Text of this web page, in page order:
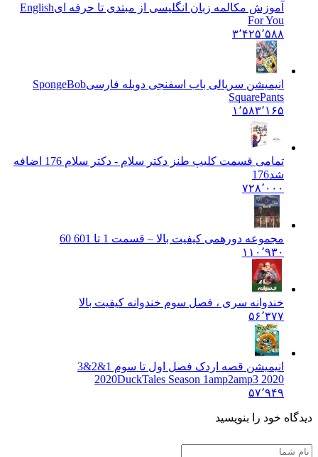
آموزش مکالمه زبان انگلیسی از مبتدی تا حرفه ایEnglish
For You
۳٬۴۲۵٬۵۸۸
انیمیشن سریالی باب اسفنجی دوبله فارسیSpongeBob
SquarePants
۱٬۵۸۳٬۱۶۵
تمامی قسمت کلیپ طنز دکتر سلام - دکتر سلام 176 اضافه
شد176
۷۲۸٬۰۰۰
مجموعه دورهمی کیفیت بالا – قسمت 1 تا 60
1 60
۱۱۰٬۹۳۰
خندوانه سری ، فصل سوم خندوانه کیفیت بالا
۵۶٬۳۷۷
انیمیشن قصه اردک فصل اول تا سوم 1&2&3
2020DuckTales Season 1amp2amp3 2020
۵۷٬۹۴۹
دیدگاه خود را بنویسید